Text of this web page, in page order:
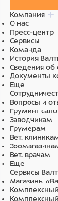
Компания
О нас
Пресс-центр
Сервисы
Команда
История
Сведения об
Документы
Еще
Вопросы и
Груминг
Заводчикам
Грумерам
Вет.
Вет. врачам
Еще
Сервисы
Магазины